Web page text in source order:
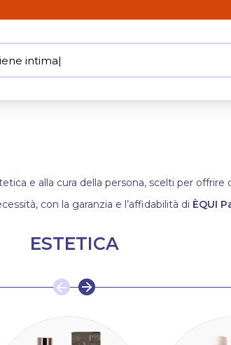
intima|
e alla cura della persona, scelti per
con la garanzia e l’affidabilità di ÈQUI
ESTETICA